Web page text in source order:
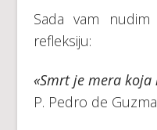
Sada vam
refleksiju:
«Smrt je mera koja
P. Pedro de